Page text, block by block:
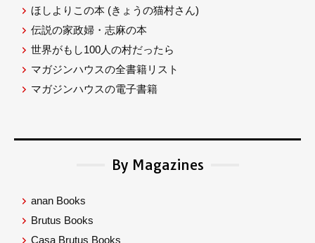
ほしよりこの本 (きょうの猫村さん)
伝説の家政婦・志麻の本
世界がもし100人の村だったら
マガジンハウスの全書籍リスト
マガジンハウスの電子書籍
By Magazines
anan Books
Brutus Books
Casa Brutus Books